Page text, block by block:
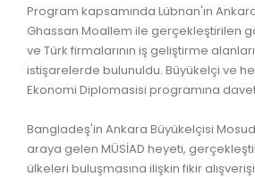
Program kapsamında Lübnan'ın
Ghassan Moallem ile gerçekleştirilen
ve Türk firmalarının iş geliştirme
istişarelerde bulunuldu. Büyükelçi ve
Ekonomi Diplomasisi programına
Bangladeş'in Ankara Büyükelçisi
araya gelen MÜSİAD heyeti,
ülkeleri buluşmasına ilişkin fikir